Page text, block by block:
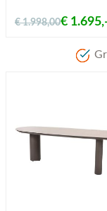
€ 1.998,00€